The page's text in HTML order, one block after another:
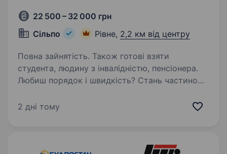
22 500 – 32 000 грн
Сільпо
Рівне, 2,2 км від центру
Повна зайнятість. Також готові взяти
студента, людину з інвалідністю, пенсіонера.
Любиш порядок і швидкість? Стань частиною
робити Збирати інтернет-замовлення для
2 дні тому